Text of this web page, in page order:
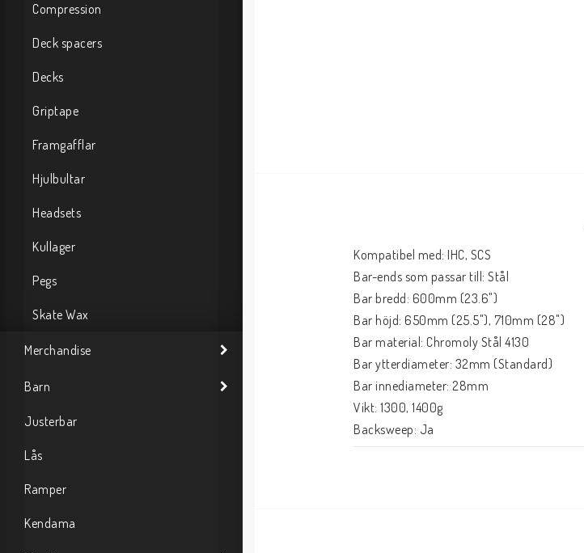
Compression
Deck spacers
Decks
Griptape
Framgafflar
Hjulbultar
Headsets
Kullager
Pegs
Skate Wax
Merchandise
Barn
Justerbar
Lås
Ramper
Kendama
Kompatibel med: IHC, SCS
Bar-ends som passar till: Stål
Bar bredd: 600mm (23.6")
Bar höjd: 650mm (25.5"), 710mm (28")
Bar material: Chromoly Stål 4130
Bar ytterdiameter: 32mm (Standard)
Bar innediameter: 28mm
Vikt: 1300, 1400g
Backsweep: Ja
Bar shape: T-formad